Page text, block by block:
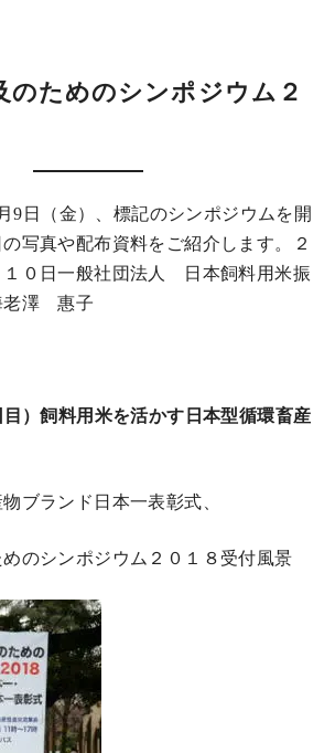
のためのシンポジウム２
9日（金）、標記のシンポジウムを開
写真や配布資料をご紹介します。２
０日一般社団法人 日本飼料用米振
老澤 惠子
）飼料用米を活かす日本型循環畜産
ブランド日本一表彰式、
のシンポジウム２０１８受付風景